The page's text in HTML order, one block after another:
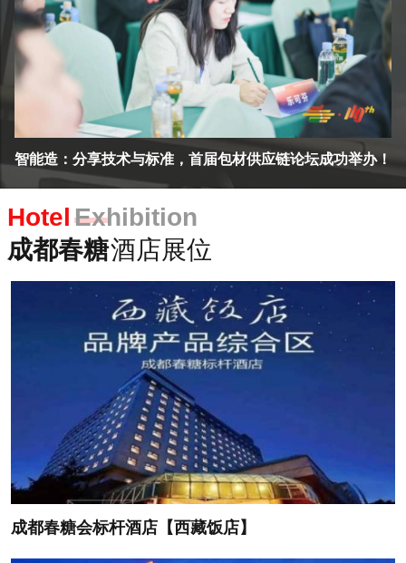
智能造：分享技术与标准，首届包材供应链论坛成功举办！
HotelExhibition
成都春糖酒店展位
成都春糖会标杆酒店【西藏饭店】